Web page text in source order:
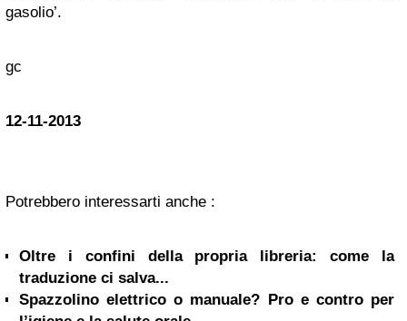
gasolio’.
gc
12-11-2013
Potrebbero interessarti anche :
Oltre i confini della propria libreria: come la
traduzione ci salva...
Spazzolino elettrico o manuale? Pro e contro per